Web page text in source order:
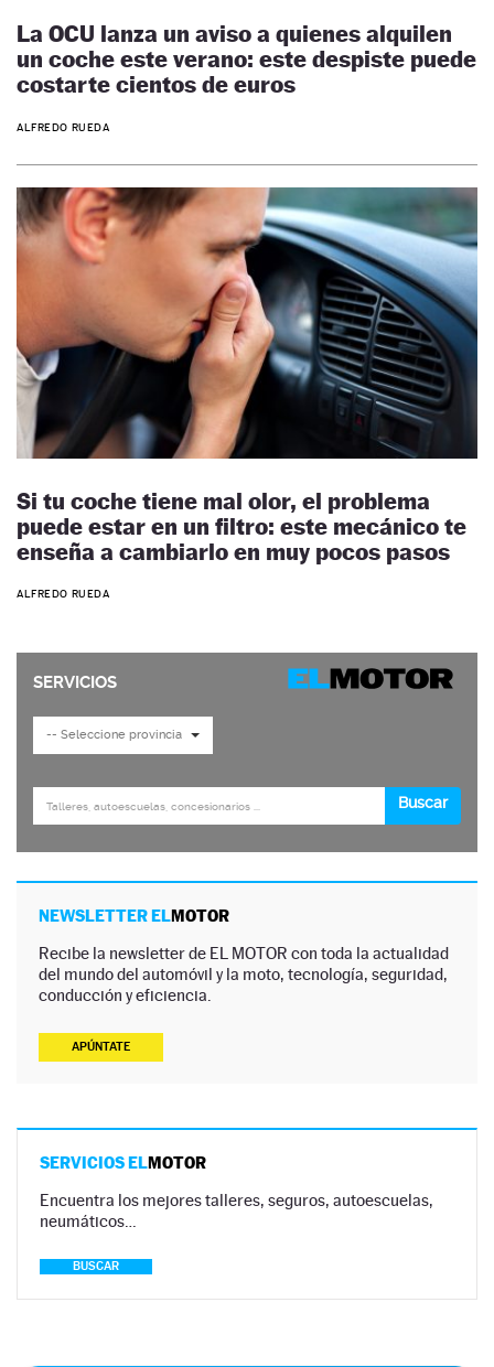
La OCU lanza un aviso a quienes alquilen
un coche este verano: este despiste puede
costarte cientos de euros
ALFREDO RUEDA
Si tu coche tiene mal olor, el problema
puede estar en un filtro: este mecánico te
enseña a cambiarlo en muy pocos pasos
ALFREDO RUEDA
NEWSLETTER ELMOTOR
Recibe la newsletter de EL MOTOR con toda la actualidad
del mundo del automóvil y la moto, tecnología, seguridad,
conducción y eficiencia.
APÚNTATE
SERVICIOS ELMOTOR
Encuentra los mejores talleres, seguros, autoescuelas,
neumáticos…
BUSCAR